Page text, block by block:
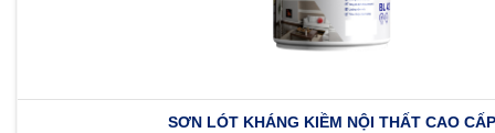
SƠN LÓT KHÁNG KIỀM NỘI THẤT CAO CẤP